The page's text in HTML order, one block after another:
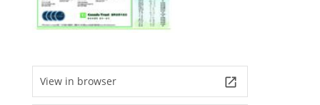
View in browser launch